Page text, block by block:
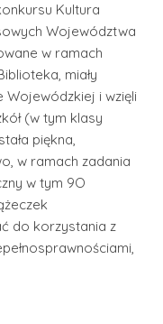
Kultura
Województwa
w ramach
miały
i wzięli
(w tym klasy
piękna,
w ramach zadania
w tym 9O
do korzystania z